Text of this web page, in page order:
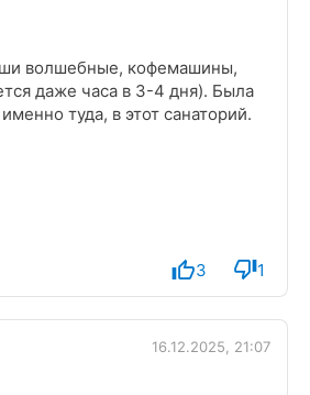
волшебные, кофемашины,
даже часа в 3-4 дня). Была
туда, в этот санаторий.
3
1
16.12.2025, 21:07